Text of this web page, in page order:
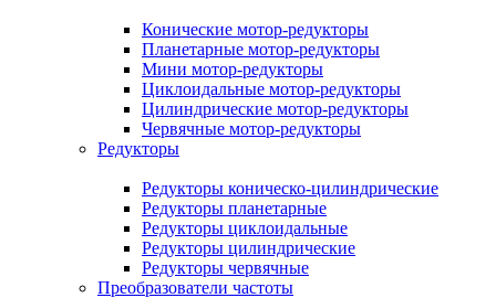
Конические мотор-редукторы
Планетарные мотор-редукторы
Мини мотор-редукторы
Циклоидальные мотор-редукторы
Цилиндрические мотор-редукторы
Червячные мотор-редукторы
Редукторы
Редукторы коническо-цилиндрические
Редукторы планетарные
Редукторы циклоидальные
Редукторы цилиндрические
Редукторы червячные
Преобразователи частоты